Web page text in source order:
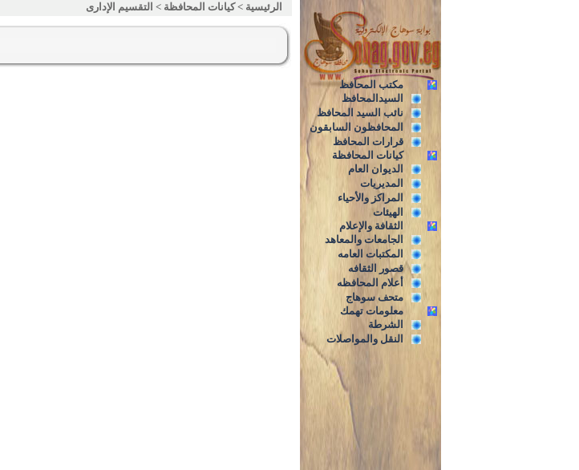
مكتب المحافظ
السيدالمحافظ
نائب السيد المحافظ
المحافظون السابقون
قرارات المحافظ
كيانات المحافظة
الديوان العام
المديريات
المراكز والأحياء
الهيئات
الثقافة والإعلام
الجامعات والمعاهد
المكتبات العامه
قصور الثقافه
أعلام المحافظه
متحف سوهاج
معلومات تهمك
الشرطة
النقل والمواصلات
الرئيسية >كيانات المحافظة > التقسيم الإدارى